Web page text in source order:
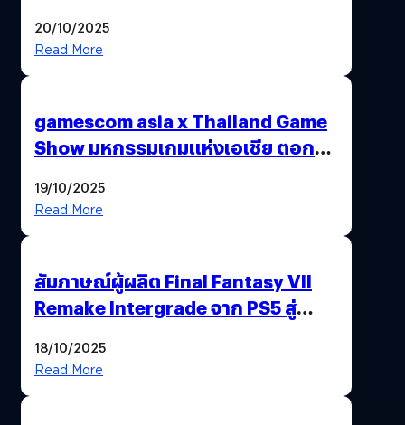
20/10/2025
Read More
gamescom asia x Thailand Game
Show มหกรรมเกมแห่งเอเชีย ตอกย้ำ
พาณิชย์ร่วมชูความสำเร็จ
19/10/2025
Read More
สัมภาษณ์ผู้ผลิต Final Fantasy VII
Remake Intergrade จาก PS5 สู่
18/10/2025
Read More